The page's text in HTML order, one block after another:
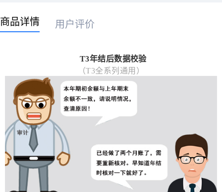
商品详情 用户评价
T3年结后数据校验
（T3全系列通用）